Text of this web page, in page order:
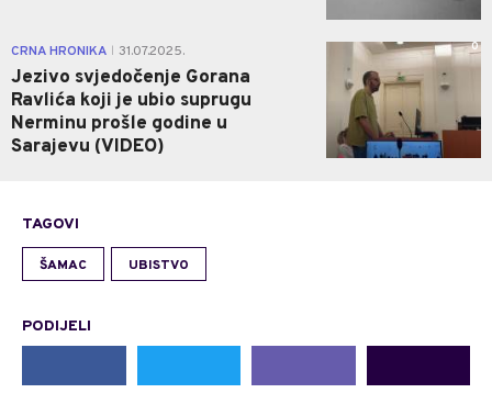
CRNA HRONIKA 31.07.2025.
Jezivo svjedočenje Gorana
Ravlića koji je ubio suprugu
Nerminu prošle godine u
Sarajevu (VIDEO)
0
TAGOVI
ŠAMAC UBISTVO
PODIJELI